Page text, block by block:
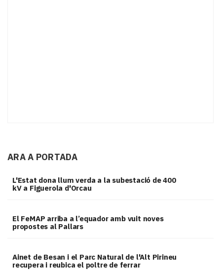
ARA A PORTADA
L'Estat dona llum verda a la subestació de 400
kV a Figuerola d'Orcau
El FeMAP arriba a l’equador amb vuit noves
propostes al Pallars
Ainet de Besan i el Parc Natural de l'Alt Pirineu
recupera i reubica el poltre de ferrar